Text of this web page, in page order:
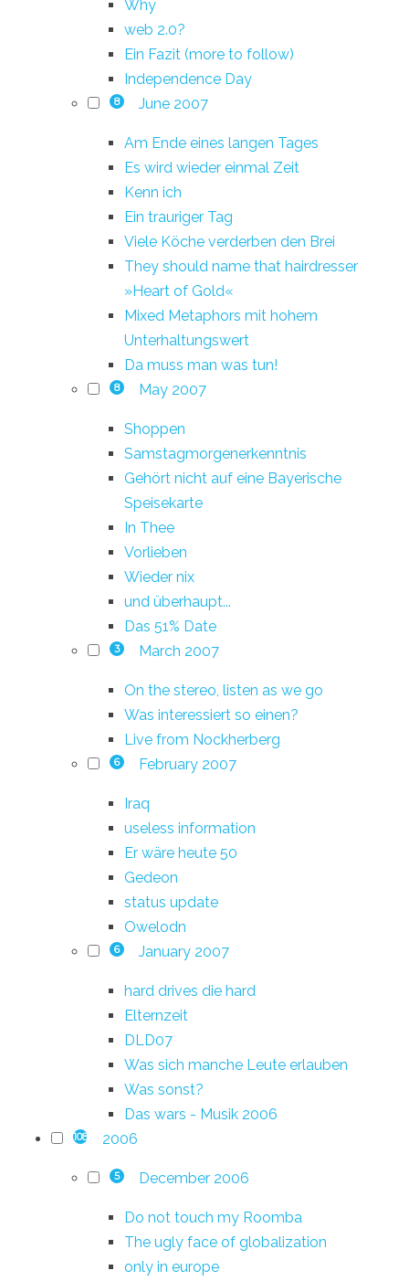
Why
web 2.0?
Ein Fazit (more to follow)
Independence Day
8 June 2007
Am Ende eines langen Tages
Es wird wieder einmal Zeit
Kenn ich
Ein trauriger Tag
Viele Köche verderben den Brei
They should name that hairdresser
»Heart of Gold«
Mixed Metaphors mit hohem
Unterhaltungswert
Da muss man was tun!
8 May 2007
Shoppen
Samstagmorgenerkenntnis
Gehört nicht auf eine Bayerische
Speisekarte
In Thee
Vorlieben
Wieder nix
und überhaupt...
Das 51% Date
3 March 2007
On the stereo, listen as we go
Was interessiert so einen?
Live from Nockherberg
6 February 2007
Iraq
useless information
Er wäre heute 50
Gedeon
status update
Owelodn
6 January 2007
hard drives die hard
Elternzeit
DLD07
Was sich manche Leute erlauben
Was sonst?
Das wars - Musik 2006
108 2006
5 December 2006
Do not touch my Roomba
The ugly face of globalization
only in europe